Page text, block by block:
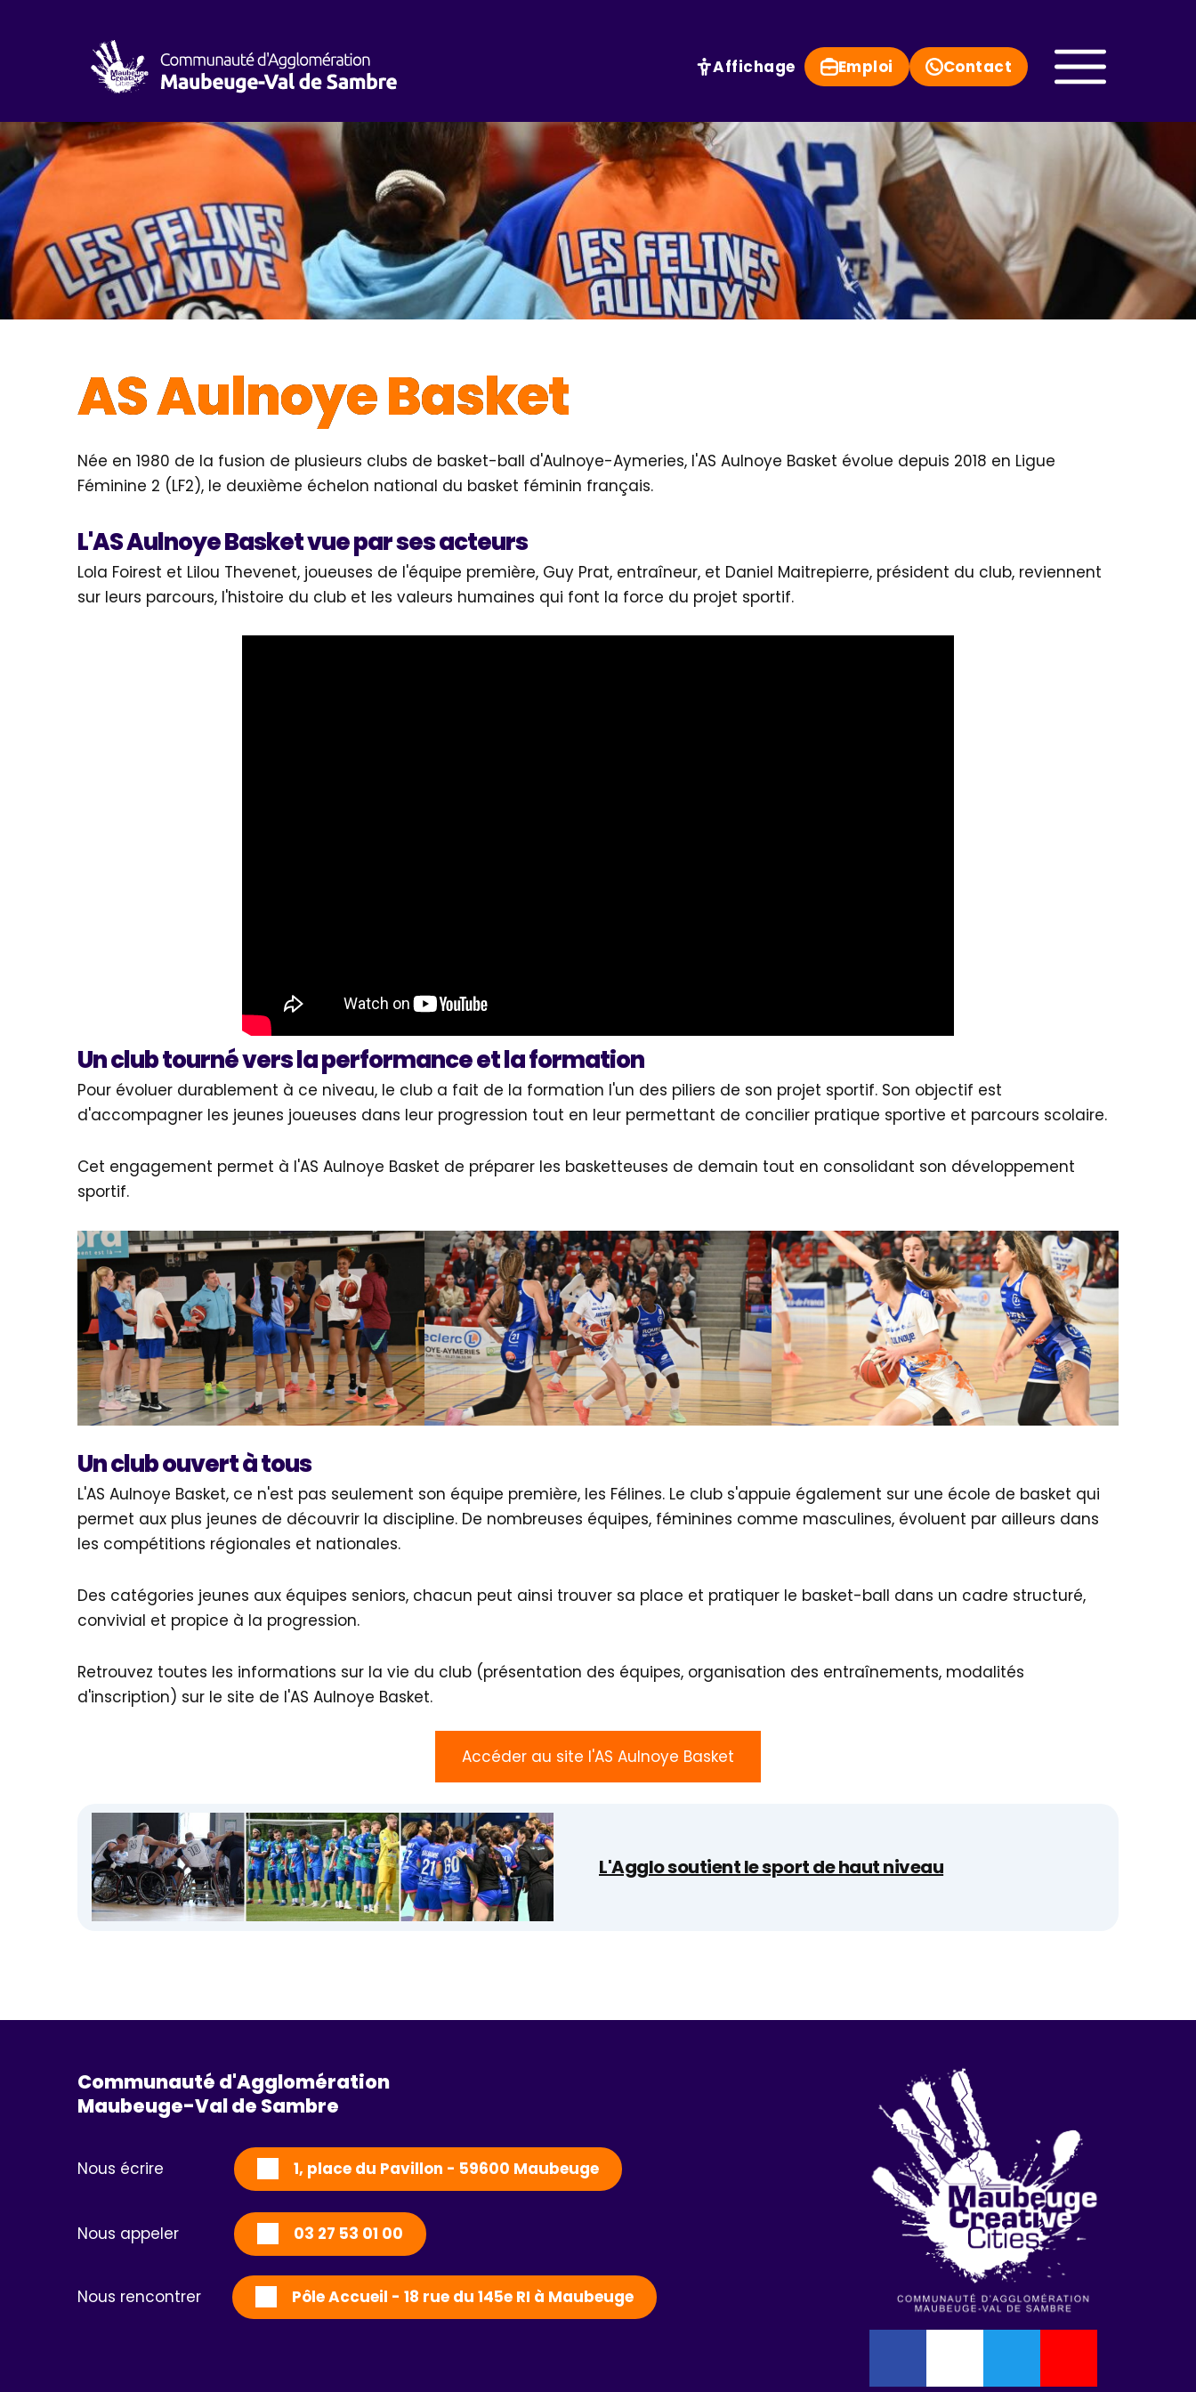
Affichage Emploi Contact
AS Aulnoye Basket
Née en 1980 de la fusion de plusieurs clubs de basket-ball d'Aulnoye-Aymeries, l'AS Aulnoye Basket évolue depuis 2018 en Ligue
Féminine 2 (LF2), le deuxième échelon national du basket féminin français.
L'AS Aulnoye Basket vue par ses acteurs
Lola Foirest et Lilou Thevenet, joueuses de l'équipe première, Guy Prat, entraîneur, et Daniel Maitrepierre, président du club, reviennent
sur leurs parcours, l'histoire du club et les valeurs humaines qui font la force du projet sportif.
Un club tourné vers la performance et la formation
Pour évoluer durablement à ce niveau, le club a fait de la formation l'un des piliers de son projet sportif. Son objectif est
d'accompagner les jeunes joueuses dans leur progression tout en leur permettant de concilier pratique sportive et parcours scolaire.
Cet engagement permet à l'AS Aulnoye Basket de préparer les basketteuses de demain tout en consolidant son développement
sportif.
Un club ouvert à tous
L'AS Aulnoye Basket, ce n'est pas seulement son équipe première, les Félines. Le club s'appuie également sur une école de basket qui
permet aux plus jeunes de découvrir la discipline. De nombreuses équipes, féminines comme masculines, évoluent par ailleurs dans
les compétitions régionales et nationales.
Des catégories jeunes aux équipes seniors, chacun peut ainsi trouver sa place et pratiquer le basket-ball dans un cadre structuré,
convivial et propice à la progression.
Retrouvez toutes les informations sur la vie du club (présentation des équipes, organisation des entraînements, modalités
d'inscription) sur le site de l'AS Aulnoye Basket.
Accéder au site l'AS Aulnoye Basket
L'Agglo soutient le sport de haut niveau
Communauté d'Agglomération
Maubeuge-Val de Sambre
Nous écrire 1, place du Pavillon - 59600 Maubeuge
Nous appeler 03 27 53 01 00
Nous rencontrer Pôle Accueil - 18 rue du 145e RI à Maubeuge